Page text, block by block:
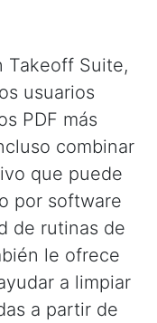
Takeoff Suite,
usuarios
PDF más
combinar
que puede
por software
de rutinas de
le ofrece
a limpiar
a partir de